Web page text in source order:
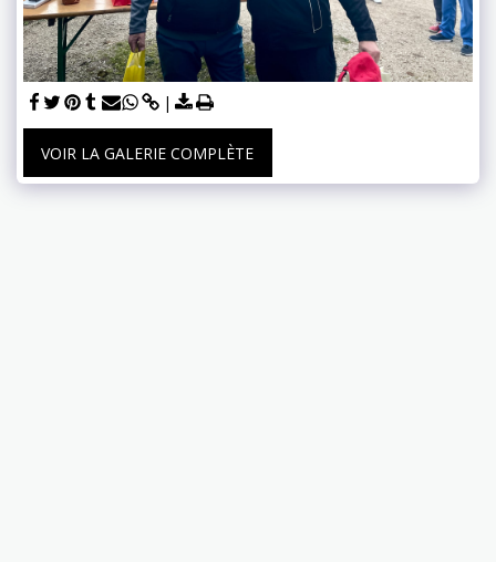
VOIR LA GALERIE COMPLÈTE